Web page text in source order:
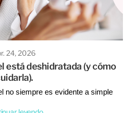
24, 2026
está deshidratada (y cómo
no siempre es evidente a simple